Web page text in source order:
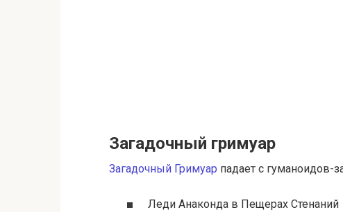
Загадочный гримуар
Загадочный Гримуар падает с гуманоидов-
Леди Анаконда в Пещерах Стенаний